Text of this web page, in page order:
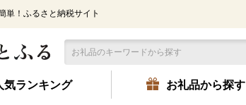
単！ふるさと納税サイト
気ランキング お礼品から探す